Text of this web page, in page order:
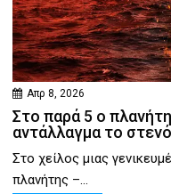
Απρ 8, 2026
Στο παρά 5 ο
αντάλλαγμα το
Στο χείλος μιας
πλανήτης –...